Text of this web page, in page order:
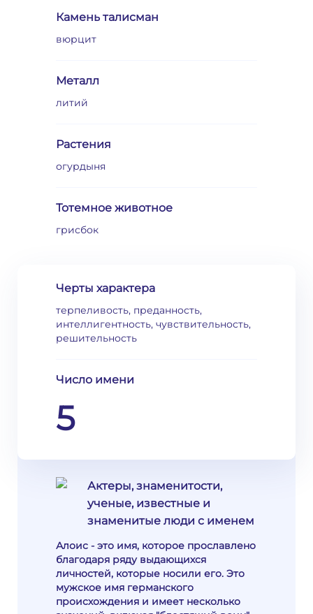
Камень талисман
вюрцит
Металл
литий
Растения
огурдыня
Тотемное животное
грисбок
Черты характера
терпеливость, преданность,
интеллигентность, чувствительность,
решительность
Число имени
5
Актеры, знаменитости,
ученые, известные и
знаменитые люди с именем
Алоис - это имя, которое прославлено
благодаря ряду выдающихся
личностей, которые носили его. Это
мужское имя германского
происхождения и имеет несколько